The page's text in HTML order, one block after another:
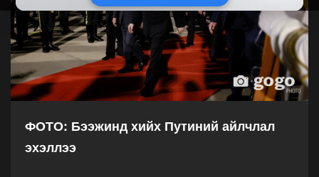
ФОТО: Бээжинд хийх Путиний айлчлал
эхэллээ